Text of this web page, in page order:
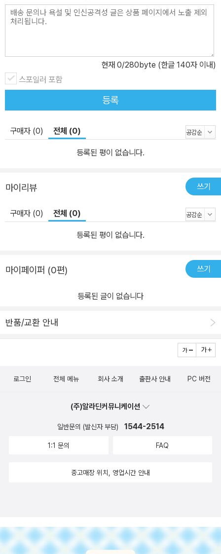
현재 0/280byte (한글 140자 이내)
스포일러 포함
등록
구매자 (0) 전체 (0)
등록된 평이 없습니다.
마이리뷰 쓰기
구매자 (0) 전체 (0)
등록된 평이 없습니다.
마이페이퍼 (0편) 쓰기
등록된 글이 없습니다
반품/교환 안내
로그인 전체 메뉴 회사 소개 출판사 안내 PC 버전
(주)알라딘커뮤니케이션
일반문의 (발신자 부담) 1544-2514
1:1 문의 FAQ
중고매장 위치, 영업시간 안내